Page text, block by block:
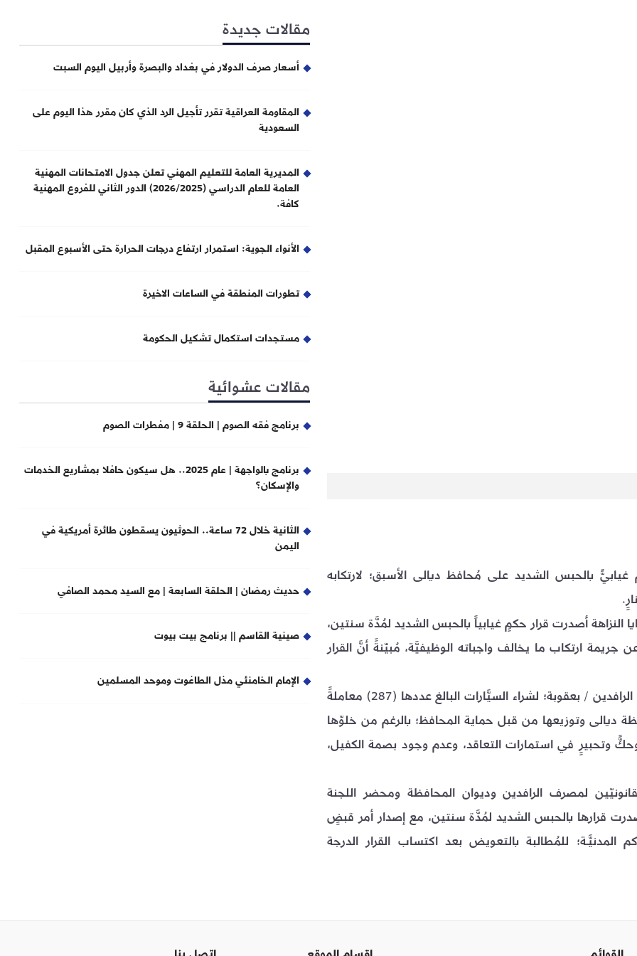
غيابيٍّ بالحبس الشديد على مُحافظ ديالى الأسبق؛ لارتكابه
أصدرت قرار حكمٍ غيابياً بالحبس الشديد لمُدَّة سنتين،
ارتكاب ما يخالف واجباته الوظيفيَّة، مُبيّنةً أنَّ القرار
وأضافت أنَّه “تمَّ تنظيم جزءٍ من أضابير المُقترضين من مصرف الرافدين / بعقوبة؛ لشراء السيَّارات البالغ عددها (287) معاملةً
من قبل ديوان محافظة ديالى وتوزيعها من قبل حماية المحافظ؛ بالرغم من خلوّها
في استمارات التعاقد، وعدم وجود بصمة الكفيل،
لمصرف الرافدين وديوان المحافظة ومحضر اللجنة
قرارها بالحبس الشديد لمُدَّة سنتين، مع إصدار أمر قبضٍ
للمُطالبة بالتعويض بعد اكتساب القرار الدرجة
مقالات جديدة
أسعار صرف الدولار في بغداد والبصرة وأربيل اليوم السبت
المقاومة العراقية تقرر تأجيل الرد الذي كان مقرر هذا اليوم على
السعودية
المديرية العامة للتعليم المهني تعلن جدول الامتحانات المهنية
العامة للعام الدراسي (2026/2025) الدور الثاني للفروع المهنية
كافة.
الأنواء الجوية: استمرار ارتفاع درجات الحرارة حتى الأسبوع المقبل
تطورات المنطقة في الساعات الاخيرة
مستجدات استكمال تشكيل الحكومة
مقالات عشوائية
برنامج فقه الصوم | الحلقة 9 | مفطرات الصوم
برنامج بالواجهة | عام 2025.. هل سيكون حافلا بمشاريع الخدمات
والإسكان؟
الثانية خلال 72 ساعة.. الحوثيون يسقطون طائرة أمريكية في
اليمن
حديث رمضان | الحلقة السابعة | مع السيد محمد الصافي
صينية القاسم || برنامج بيت بيوت
الإمام الخامنئي مذل الطاغوت وموحد المسلمين